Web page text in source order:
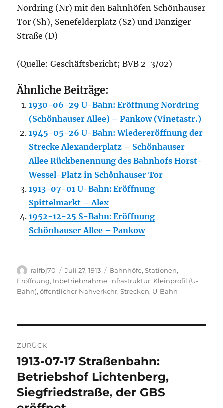
Nordring (Nr) mit den Bahnhöfen Schönhauser
Tor (Sh), Senefelderplatz (Sz) und Danziger
Straße (D)
(Quelle: Geschäftsbericht; BVB 2-3/02)
Ähnliche Beiträge:
1930-06-29 U-Bahn: Eröffnung Nordring
(Schönhauser Allee) – Pankow (Vinetastr.)
1945-05-26 U-Bahn: Wiedereröffnung der
Strecke Alexanderplatz – Schönhauser
Allee Rückbenennung des Bahnhofs Horst-
Wessel-Platz in Schönhauser Tor
1913-07-01 U-Bahn: Eröffnung
Spittelmarkt – Alex
1952-12-25 S-Bahn: Eröffnung
Schönhauser Allee – Pankow
Autor
ralfbj70
Veröffentlicht
am
Juli 27, 1913 Kategorien
Bahnhöfe, Stationen,
Eröffnung, Inbetriebnahme, Infrastruktur, Kleinprofil (U-
Bahn),öffentlicher Nahverkehr,Strecken, U-Bahn
ZURÜCK
Vorheriger
Beitrag:
1913-07-17 Straßenbahn:
Betriebshof Lichtenberg,
Siegfriedstraße, der GBS